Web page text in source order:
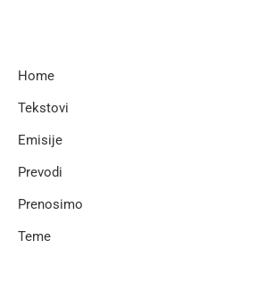
Home
Tekstovi
Emisije
Prevodi
Prenosimo
Teme